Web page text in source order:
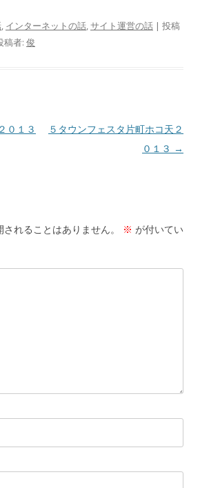
, インターネットの話,サイト運営の話 | 投稿
稿者: 俊
０１３
５タウンフェスタ片町ホコ天２
０１３ →
れることはありません。 ※ が付いてい